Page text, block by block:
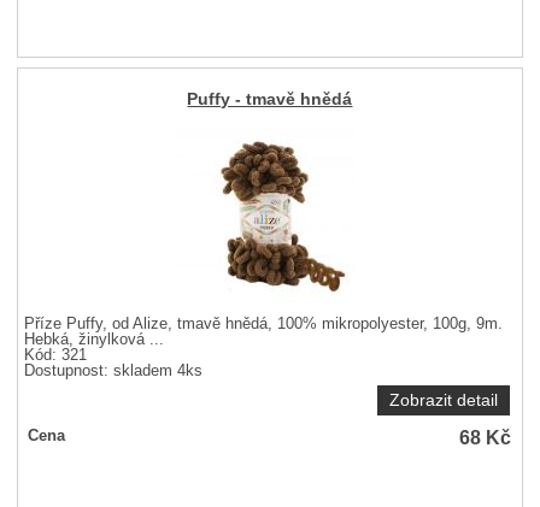
Puffy - tmavě hnědá
Příze Puffy, od Alize, tmavě hnědá, 100% mikropolyester, 100g, 9m.
Hebká, žinylková ...
Kód: 321
Dostupnost:skladem 4ks
Zobrazit detail
Cena 68 Kč